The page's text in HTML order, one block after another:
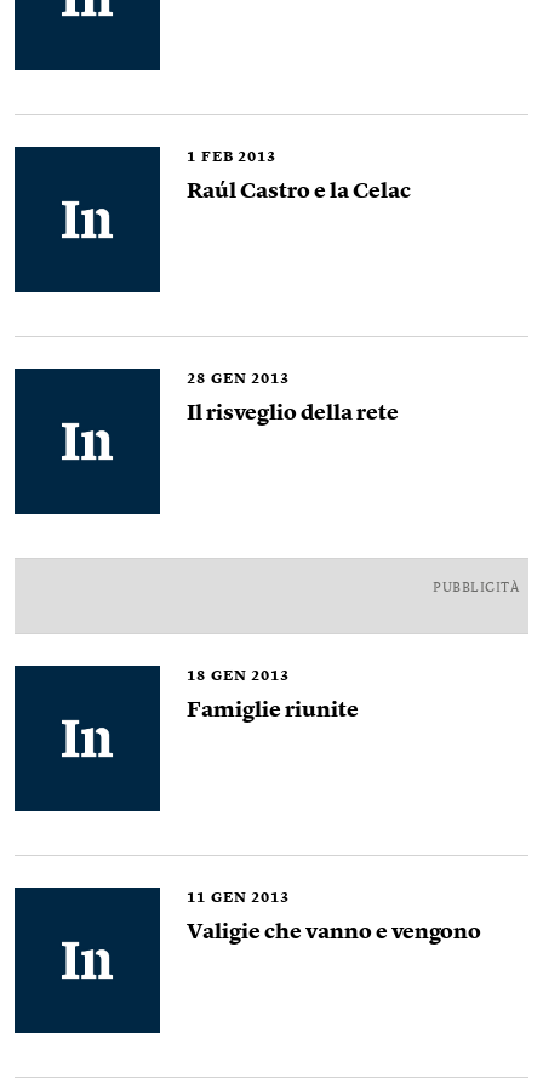
1 FEB 2013
Raúl Castro e la Celac
28 GEN 2013
Il risveglio della rete
PUBBLICITÀ
18 GEN 2013
Famiglie riunite
11 GEN 2013
Valigie che vanno e vengono